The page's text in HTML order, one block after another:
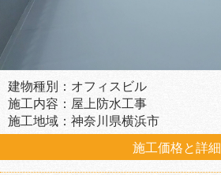
建物種別：オフィスビル
施工内容：屋上防水工事
施工地域：神奈川県横浜市
施工価格と詳細